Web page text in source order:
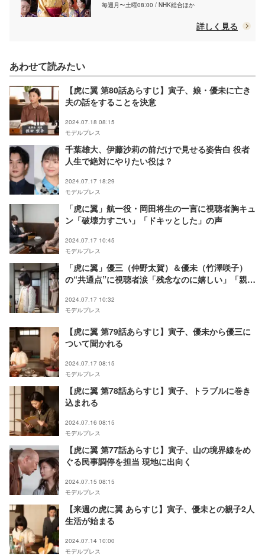
毎週月〜土曜08:00 / NHK総合ほか
詳しく見る
あわせて読みたい
【虎に翼 第80話あらすじ】寅子、娘・優未に亡き
夫の話をすることを決意
2024.07.18 08:15
モデルプレス
千葉雄大、伊藤沙莉の前だけで見せる姿告白 役者
人生で絶対にやりたい役は？
2024.07.17 18:29
モデルプレス
「虎に翼」航一役・岡田将生の一言に視聴者胸キュ
ン「破壊力すごい」「ドキッとした」の声
2024.07.17 10:45
モデルプレス
「虎に翼」優三（仲野太賀）＆優未（竹澤咲子）
の“共通点”に視聴者涙「残念なのに嬉しい」「親子
2024.07.17 10:32
モデルプレス
【虎に翼 第79話あらすじ】寅子、優未から優三に
ついて聞かれる
2024.07.17 08:15
モデルプレス
【虎に翼 第78話あらすじ】寅子、トラブルに巻き
込まれる
2024.07.16 08:15
モデルプレス
【虎に翼 第77話あらすじ】寅子、山の境界線をめ
ぐる民事調停を担当 現地に出向く
2024.07.15 08:15
モデルプレス
【来週の虎に翼 あらすじ】寅子、優未との親子2人
生活が始まる
2024.07.14 10:00
モデルプレス